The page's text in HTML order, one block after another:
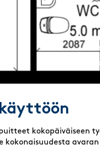
kokopäiväiseen
kokonaisuudesta